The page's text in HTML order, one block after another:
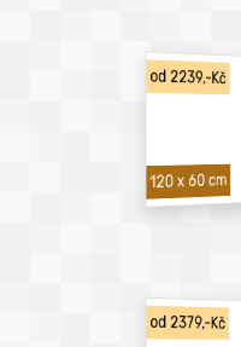
od 2239,-Kč
120 x 60 cm
od 2379,-Kč